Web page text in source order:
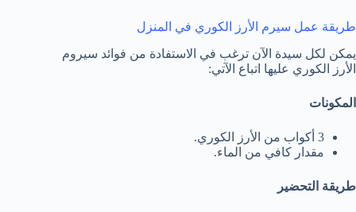
طريقة عمل سيرم الأرز الكوري في المنزل
يمكن لكل سيدة الآن ترغب في الاستفادة من فوائد سيروم
الأرز الكوري عليها اتباع الآتي:
المكونات
3 أكواب من الأرز الكوري.
مقدار كافي من الماء.
طريقة التحضير